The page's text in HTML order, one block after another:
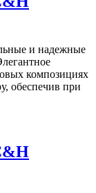
и надежные
композициях
обеспечив при